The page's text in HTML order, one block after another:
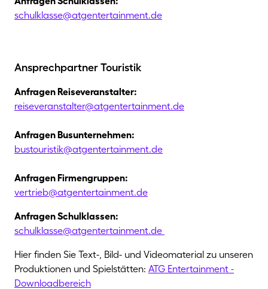
schulklasse@​atgentertainment.de
Ansprechpartner Touristik
Anfragen Reiseveranstalter:
reiseveranstalter@​atgentertainment.de
Anfragen Busunternehmen:
bustouristik@​atgentertainment.de
Anfragen Firmengruppen:
vertrieb@​atgentertainment.de
Anfragen Schulklassen:
schulklasse@​atgentertainment.de
Hier finden Sie Text-, Bild- und Videomaterial zu unseren
Produktionen und Spielstätten: ATG Entertainment -
Downloadbereich